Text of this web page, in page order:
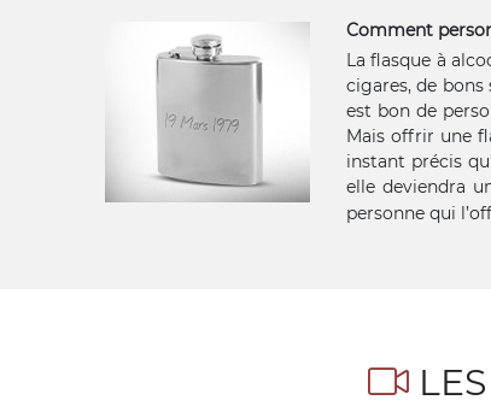
Comment
La flasque à
cigares, de
est bon de
Mais offrir une
instant précis
elle deviendra
personne qui